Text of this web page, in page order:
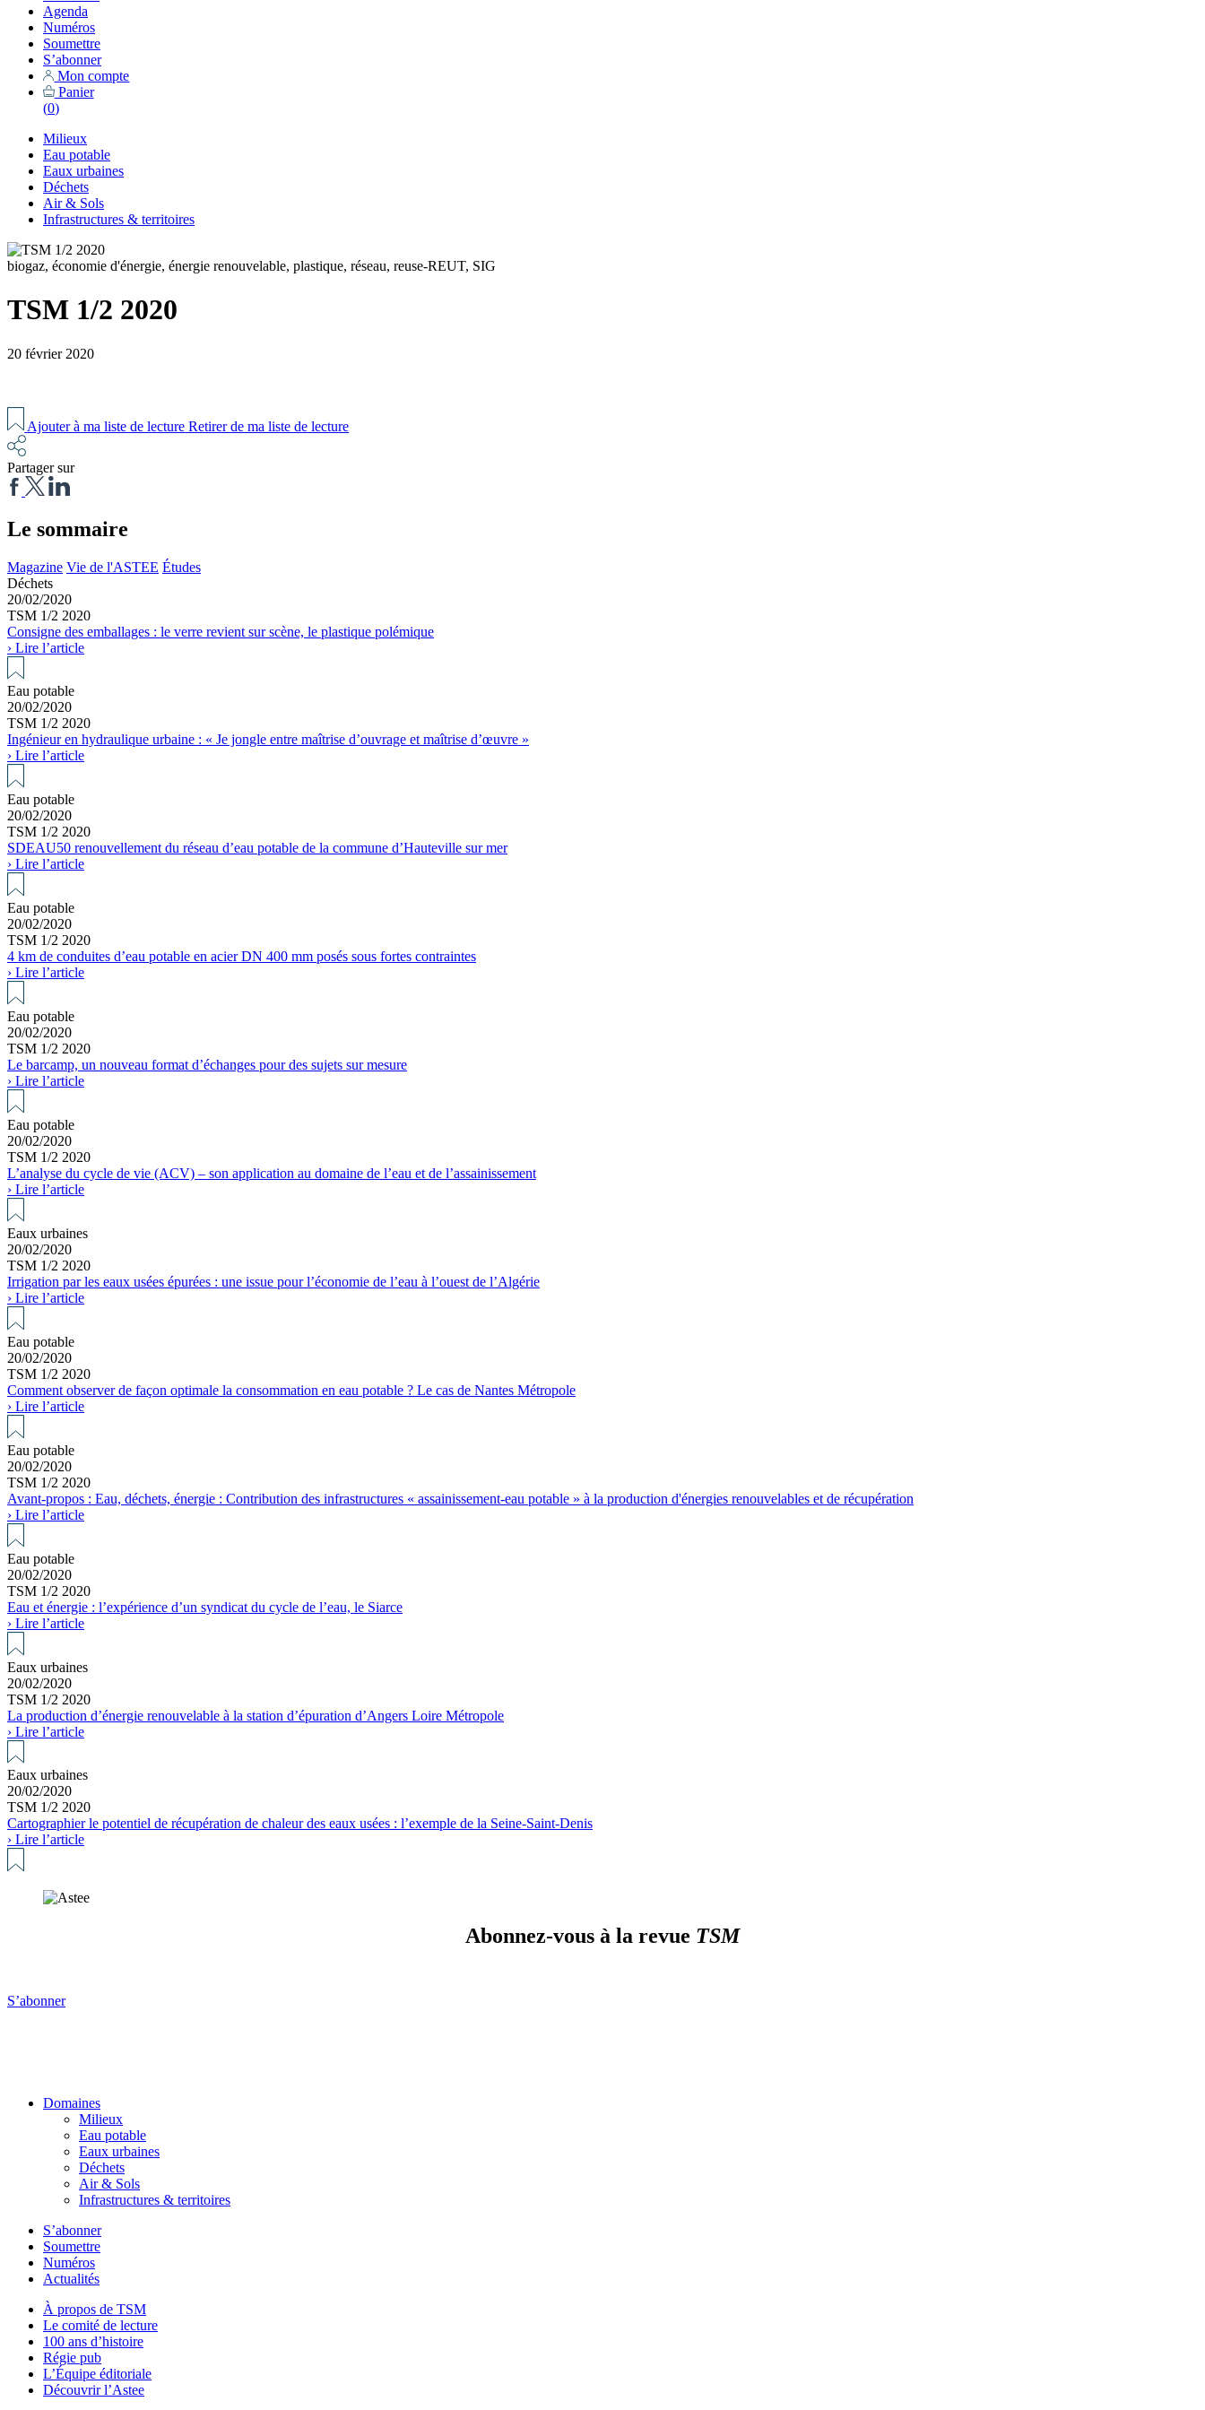
Agenda
Numéros
Soumettre
S’abonner
Mon compte
Panier
(0)
Milieux
Eau potable
Eaux urbaines
Déchets
Air & Sols
Infrastructures & territoires
biogaz, économie d'énergie, énergie renouvelable, plastique, réseau, reuse-REUT, SIG
TSM 1/2 2020
20 février 2020
Ajouter à ma liste de lecture Retirer de ma liste de lecture
Partager sur
Le sommaire
Magazine Vie de l'ASTEE Études
Déchets
20/02/2020
TSM 1/2 2020
Consigne des emballages : le verre revient sur scène, le plastique polémique
› Lire l’article
Eau potable
20/02/2020
TSM 1/2 2020
Ingénieur en hydraulique urbaine : « Je jongle entre maîtrise d’ouvrage et maîtrise d’œuvre »
› Lire l’article
Eau potable
20/02/2020
TSM 1/2 2020
SDEAU50 renouvellement du réseau d’eau potable de la commune d’Hauteville sur mer
› Lire l’article
Eau potable
20/02/2020
TSM 1/2 2020
4 km de conduites d’eau potable en acier DN 400 mm posés sous fortes contraintes
› Lire l’article
Eau potable
20/02/2020
TSM 1/2 2020
Le barcamp, un nouveau format d’échanges pour des sujets sur mesure
› Lire l’article
Eau potable
20/02/2020
TSM 1/2 2020
L’analyse du cycle de vie (ACV) – son application au domaine de l’eau et de l’assainissement
› Lire l’article
Eaux urbaines
20/02/2020
TSM 1/2 2020
Irrigation par les eaux usées épurées : une issue pour l’économie de l’eau à l’ouest de l’Algérie
› Lire l’article
Eau potable
20/02/2020
TSM 1/2 2020
Comment observer de façon optimale la consommation en eau potable ? Le cas de Nantes Métropole
› Lire l’article
Eau potable
20/02/2020
TSM 1/2 2020
Avant-propos : Eau, déchets, énergie : Contribution des infrastructures « assainissement-eau potable » à la production d'énergies renouvelables et de récupération
› Lire l’article
Eau potable
20/02/2020
TSM 1/2 2020
Eau et énergie : l’expérience d’un syndicat du cycle de l’eau, le Siarce
› Lire l’article
Eaux urbaines
20/02/2020
TSM 1/2 2020
La production d’énergie renouvelable à la station d’épuration d’Angers Loire Métropole
› Lire l’article
Eaux urbaines
20/02/2020
TSM 1/2 2020
Cartographier le potentiel de récupération de chaleur des eaux usées : l’exemple de la Seine-Saint-Denis
› Lire l’article
Abonnez-vous à la revue TSM
S’abonner
Domaines
Milieux
Eau potable
Eaux urbaines
Déchets
Air & Sols
Infrastructures & territoires
S’abonner
Soumettre
Numéros
Actualités
À propos de TSM
Le comité de lecture
100 ans d’histoire
Régie pub
L’Équipe éditoriale
Découvrir l’Astee